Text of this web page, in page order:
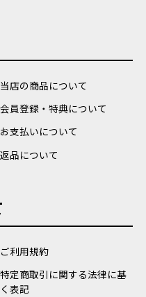
当店の商品について
会員登録・特典について
お支払いについて
返品について
ご利用規約
特定商取引に関する法律に基
表記